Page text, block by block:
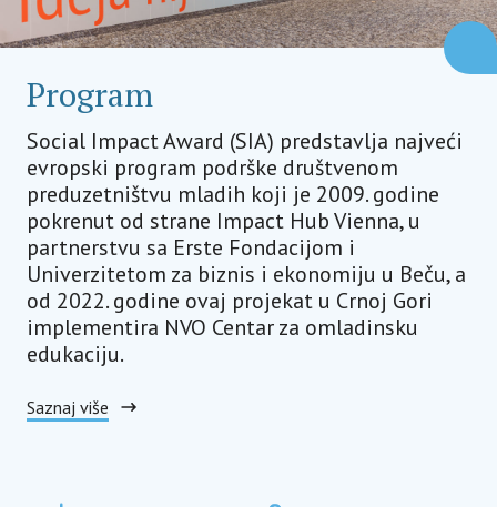
Program
Social Impact Award (SIA) predstavlja najveći
evropski program podrške društvenom
preduzetništvu mladih koji je 2009. godine
pokrenut od strane Impact Hub Vienna, u
partnerstvu sa Erste Fondacijom i
Univerzitetom za biznis i ekonomiju u Beču, a
od 2022. godine ovaj projekat u Crnoj Gori
implementira NVO Centar za omladinsku
edukaciju.
Saznaj više